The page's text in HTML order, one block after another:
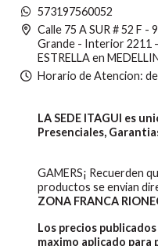
573197560052
Calle 75 A SUR # 52 F -
Grande - Interior 2211
ESTRELLA en
Horario de Atencion: de
LA SEDE ITAGUI es
Presenciales,
GAMERS¡ Recuerden
productos se envian
ZONA FRANCA
Los precios
maximo aplicado